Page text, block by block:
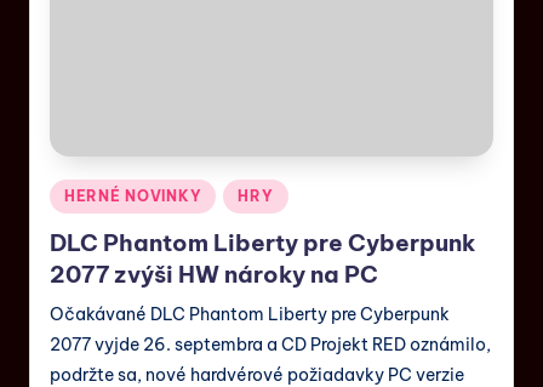
HERNÉ NOVINKY HRY
DLC Phantom Liberty pre Cyberpunk
2077 zvýši HW nároky na PC
Očakávané DLC Phantom Liberty pre Cyberpunk
2077 vyjde 26. septembra a CD Projekt RED oznámilo,
podržte sa, nové hardvérové požiadavky PC verzie